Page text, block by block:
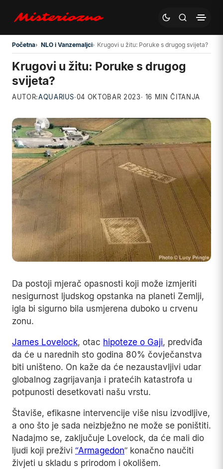
Preskoči na glavni sadržaj
Početna NLO i Vanzemaljci Krugovi u žitu: Poruke s drugog svijeta?
Krugovi u žitu: Poruke s drugog
svijeta?
AUTOR:AQUARIUS·04 OKTOBAR 2023· 16 MIN ČITANJA
Da postoji mjerač opasnosti koji može izmjeriti
nesigurnost ljudskog opstanka na planeti Zemlji,
igla bi sigurno bila usmjerena duboko u crvenu
zonu.
James Lovelock, otac hipoteze o Gaji, predviđa
da će u narednih sto godina 80% čovječanstva
biti uništeno. On kaže da će nezaustavljivi udar
globalnog zagrijavanja i pratećih katastrofa u
potpunosti desetkovati našu vrstu.
Štaviše, efikasne intervencije više nisu izvodljive,
a ono što je sada neizbježno ne može se poništiti.
Nadajmo se, zaključuje Lovelock, da će mali dio
ljudi koji preživi “Armagedon” konačno naučiti
živjeti u skladu s prirodom i okolišem.